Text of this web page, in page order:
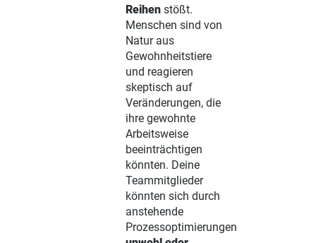
Reihen stößt.
Menschen sind von
Natur aus
Gewohnheitstiere
und reagieren
skeptisch auf
Veränderungen, die
ihre gewohnte
Arbeitsweise
beeinträchtigen
könnten. Deine
Teammitglieder
könnten sich durch
anstehende
Prozessoptimierungen